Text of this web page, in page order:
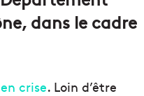
dans le cadre
crise. Loin d’être